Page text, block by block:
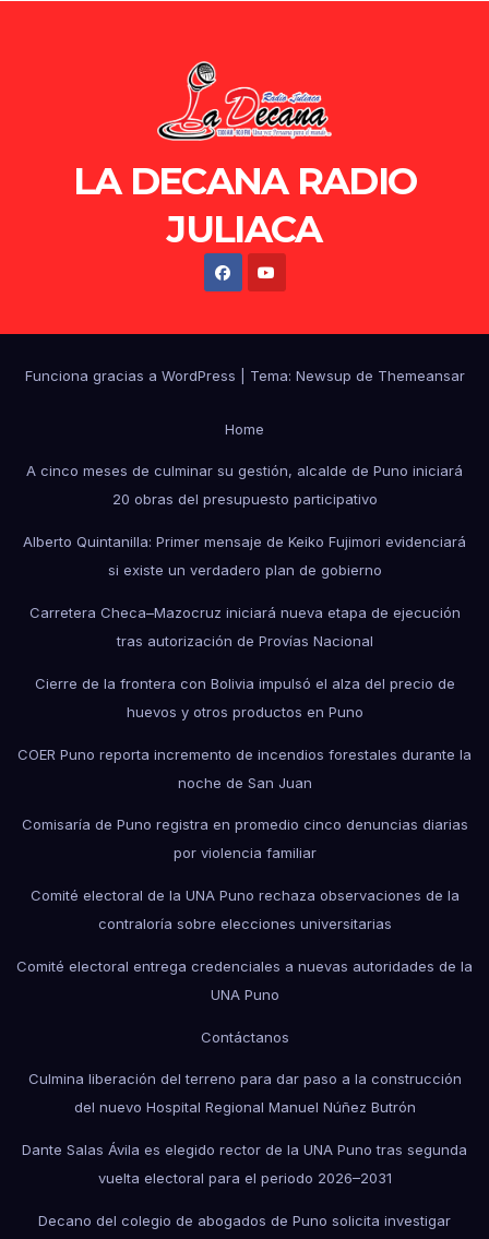
LA DECANA RADIO
JULIACA
Funciona gracias a WordPress Tema: Newsup de Themeansar
Home
A cinco meses de culminar su gestión, alcalde de Puno iniciará
20 obras del presupuesto participativo
Alberto Quintanilla: Primer mensaje de Keiko Fujimori evidenciará
si existe un verdadero plan de gobierno
Carretera Checa–Mazocruz iniciará nueva etapa de ejecución
tras autorización de Provías Nacional
Cierre de la frontera con Bolivia impulsó el alza del precio de
huevos y otros productos en Puno
COER Puno reporta incremento de incendios forestales durante la
noche de San Juan
Comisaría de Puno registra en promedio cinco denuncias diarias
por violencia familiar
Comité electoral de la UNA Puno rechaza observaciones de la
contraloría sobre elecciones universitarias
Comité electoral entrega credenciales a nuevas autoridades de la
UNA Puno
Contáctanos
Culmina liberación del terreno para dar paso a la construcción
del nuevo Hospital Regional Manuel Núñez Butrón
Dante Salas Ávila es elegido rector de la UNA Puno tras segunda
vuelta electoral para el periodo 2026–2031
Decano del colegio de abogados de Puno solicita investigar